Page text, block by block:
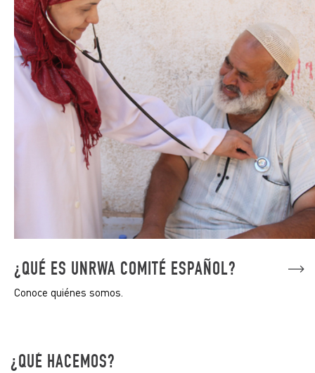
¿QUÉ ES UNRWA COMITÉ ESPAÑOL?
Conoce quiénes somos.
¿QUÉ HACEMOS?